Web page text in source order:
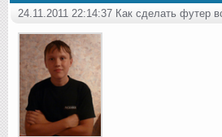
24.11.2011 22:14:37 Как сделать футер